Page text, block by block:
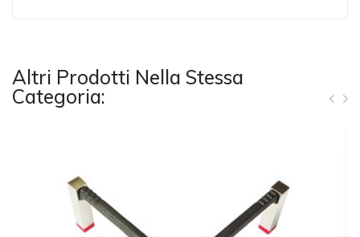
Altri Prodotti Nella Stessa
Categoria: